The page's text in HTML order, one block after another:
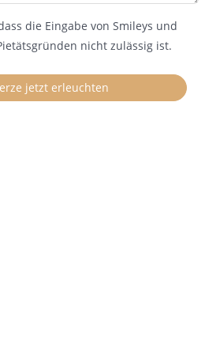
die Eingabe von Smileys und
nicht zulässig ist.
jetzt erleuchten